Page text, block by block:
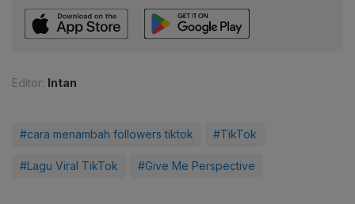
Editor: Intan
#cara menambah followers tiktok #TikTok
#Lagu Viral TikTok #Give Me Perspective